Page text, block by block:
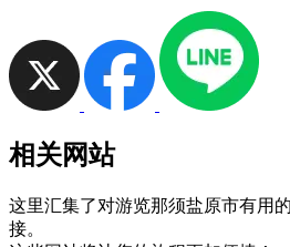
相关网站
这里汇集了对游览那须盐原市有用
接。